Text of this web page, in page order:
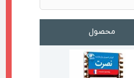
محصول